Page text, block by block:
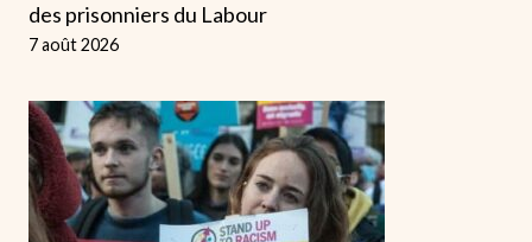
des prisonniers du Labour
7 août 2026